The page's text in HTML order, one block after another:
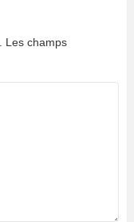
Les champs